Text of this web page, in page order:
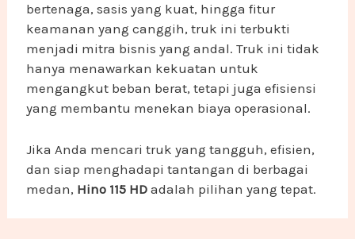
bertenaga, sasis yang kuat, hingga fitur
keamanan yang canggih, truk ini terbukti
menjadi mitra bisnis yang andal. Truk ini tidak
hanya menawarkan kekuatan untuk
mengangkut beban berat, tetapi juga efisiensi
yang membantu menekan biaya operasional.
Jika Anda mencari truk yang tangguh, efisien,
dan siap menghadapi tantangan di berbagai
medan, Hino 115 HD adalah pilihan yang tepat.